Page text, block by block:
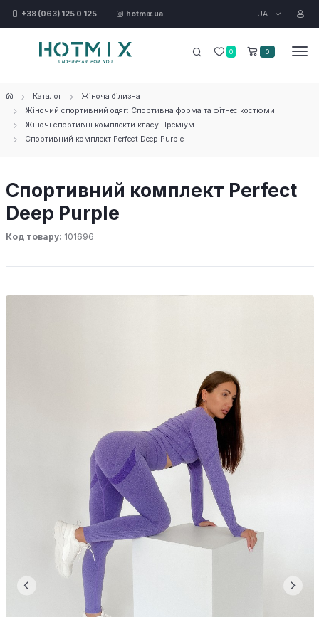
+38 (063) 125 0 125 hotmix.ua UA
0 0
Каталог
Жіноча білизна
Жіночий спортивний одяг: Спортивна форма та фітнес костюми
Жіночі спортивні комплекти класу Преміум
Спортивний комплект Perfect Deep Purple
Спортивний комплект Perfect
Deep Purple
Код товару: 101696